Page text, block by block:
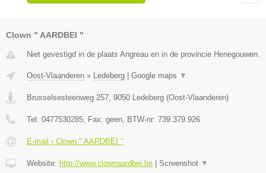
Clown " AARDBEI "
Niet gevestigd in de plaats Angreau en in de provincie Henegouwen.
Oost-Vlaanderen » Ledeberg | Google maps ▼
Brusselsesteenweg 257 9050 Ledeberg (Oost-Vlaanderen)
Tel: 0477530285 , Fax: geen , BTW-nr: 739.379.926
E-mail › Clown " AARDBEI "
Website: http://www.clownaardbei.be | Screenshot ▼